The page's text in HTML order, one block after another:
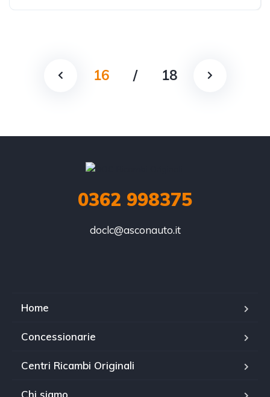
16 / 18
0362 998375
doclc@asconauto.it
Home
Concessionarie
Centri Ricambi Originali
Chi siamo